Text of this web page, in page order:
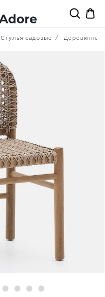
Стулья садовые Деревянные